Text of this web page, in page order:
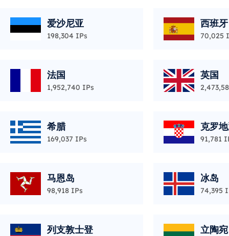
爱沙尼亚
198,304 IPs
西班牙
70,025
法国
1,952,740 IPs
英国
希腊
169,037 IPs
克罗
91,781
马恩岛
98,918 IPs
冰岛
74,395
列支敦士登 立陶宛